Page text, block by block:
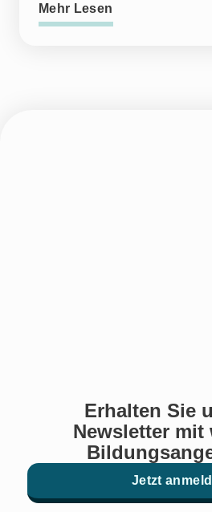
Mehr Lesen
Erhalten Sie
Newsletter mit
Jetzt